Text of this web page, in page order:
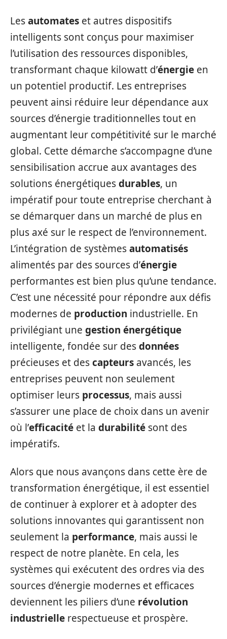
Lesautomates et autres dispositifs
intelligents sont conçus pour maximiser
l’utilisation des ressources disponibles,
transformant chaque kilowatt d’énergie en
un potentiel productif. Les entreprises
peuvent ainsi réduire leur dépendance aux
sources d’énergie traditionnelles tout en
augmentant leur compétitivité sur le marché
global. Cette démarche s’accompagne d’une
sensibilisation accrue aux avantages des
solutions énergétiquesdurables, un
impératif pour toute entreprise cherchant à
se démarquer dans un marché de plus en
plus axé sur le respect de l’environnement.
L’intégration de systèmesautomatisés
alimentés par des sources d’énergie
performantes est bien plus qu’une tendance.
C’est une nécessité pour répondre aux défis
modernes de production industrielle. En
privilégiant une gestion énergétique
intelligente, fondée sur desdonnées
précieuses et descapteurs avancés, les
entreprises peuvent non seulement
optimiser leurs processus, mais aussi
s’assurer une place de choix dans un avenir
où l’efficacité et la durabilité sont des
impératifs.
Alors que nous avançons dans cette ère de
transformation énergétique, il est essentiel
de continuer à explorer et à adopter des
solutions innovantes qui garantissent non
seulement la performance, mais aussi le
respect de notre planète. En cela, les
systèmes qui exécutent des ordres via des
sources d’énergie modernes et efficaces
deviennent les piliers d’une révolution
industrielle respectueuse et prospère.